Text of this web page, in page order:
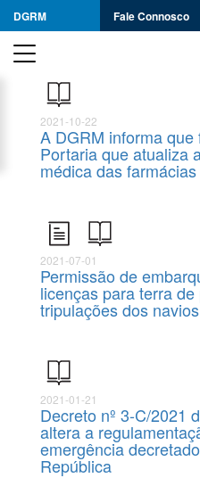
DGRM Fale Connosco
2021-10-22
A DGRM informa
Portaria que atualiza
médica das
2021-07-01
Permissão de
licenças para terra
tripulações dos
2021-01-21
Decreto nº 3-C/2021
altera a
emergência
República